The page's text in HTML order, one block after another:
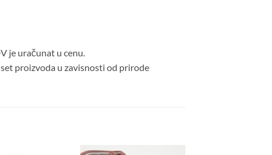
je uračunat u cenu.
proizvoda u zavisnosti od prirode